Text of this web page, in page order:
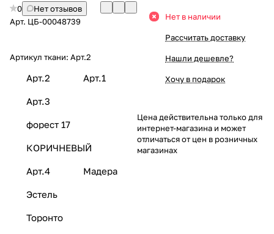
0
Нет отзывов
Арт. ЦБ-00048739
Артикул ткани: Арт.2
Арт.2 Арт.1
Арт.3
форест 17
КОРИЧНЕВЫЙ
Арт.4 Мадера
Эстель
Торонто
Нет в наличии
Рассчитать доставку
Нашли дешевле?
Хочу в подарок
Цена действительна только для
интернет-магазина и может
отличаться от цен в розничных
магазинах